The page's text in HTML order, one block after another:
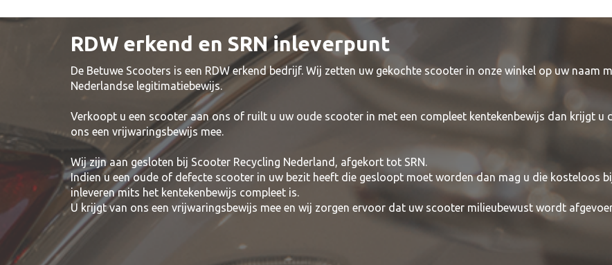
RDW erkend en SRN inleverpunt
De Betuwe Scooters is een RDW erkend bedrijf. Wij zetten uw gekochte scooter in onze winkel op uw naam
Nederlandse legitimatiebewijs.
Verkoopt u een scooter aan ons of ruilt u uw oude scooter in met een compleet kentekenbewijs dan krijgt u
ons een vrijwaringsbewijs mee.
Wij zijn aan gesloten bij Scooter Recycling Nederland, afgekort tot SRN.
Indien u een oude of defecte scooter in uw bezit heeft die gesloopt moet worden dan mag u die kosteloos
inleveren mits het kentekenbewijs compleet is.
U krijgt van ons een vrijwaringsbewijs mee en wij zorgen ervoor dat uw scooter milieubewust wordt